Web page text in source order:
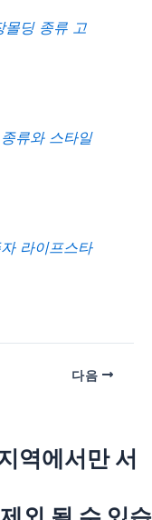
몰딩 종류 고
류와 스타일
라이프스타
다음
역에서만 서